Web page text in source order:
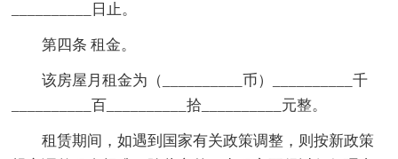
__________日止。
第四条 租金。
该房屋月租金为（__________币）__________千
__________百__________拾__________元整。
租赁期间，如遇到国家有关政策调整，则按新政策